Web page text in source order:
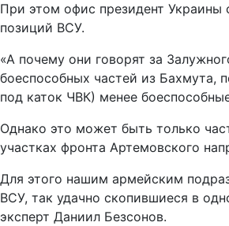
При этом офис президент Украины
позиций ВСУ.
«А почему они говорят за
боеспособных частей из Бахмута,
под каток ЧВК) менее
Однако это может быть только
участках фронта Артемовского
Для этого нашим армейским
ВСУ, так удачно скопившиеся в
эксперт Даниил Безсонов.